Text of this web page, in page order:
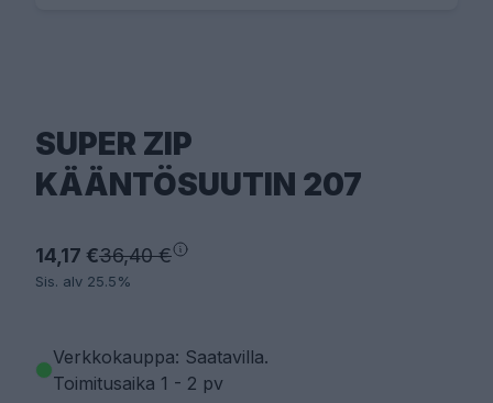
SUPER ZIP
KÄÄNTÖSUUTIN 207
14,17 €36,40 €
Sis. alv 25.5%
Verkkokauppa: Saatavilla.
Toimitusaika 1 - 2 pv